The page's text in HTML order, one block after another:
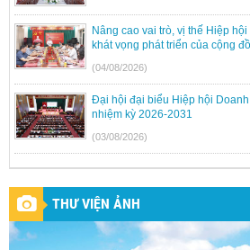
Nâng cao vai trò, vị thế Hiệp
khát vọng phát triển của cộng
(04/08/2026)
Đại hội đại biểu Hiệp hội
nhiệm kỳ 2026-2031
(03/08/2026)
THƯ VIỆN ẢNH